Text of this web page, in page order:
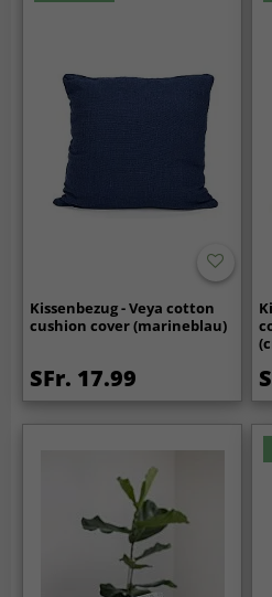
Kissenbezug - Veya cotton
cushion cover (marineblau)
SFr. 17.99